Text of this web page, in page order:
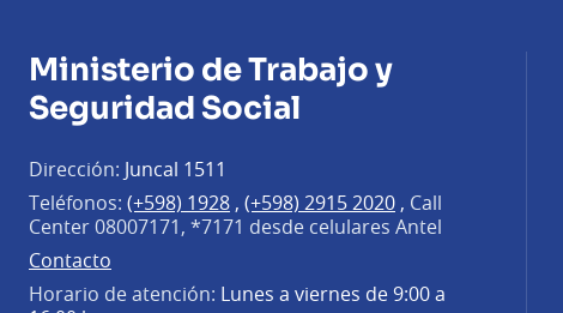
Ministerio de Trabajo y
Seguridad Social
Dirección: Juncal 1511
Teléfonos: (+598) 1928 , (+598) 2915 2020 , Call
Center 08007171, *7171 desde celulares Antel
Contacto
Horario de atención: Lunes a viernes de 9:00 a